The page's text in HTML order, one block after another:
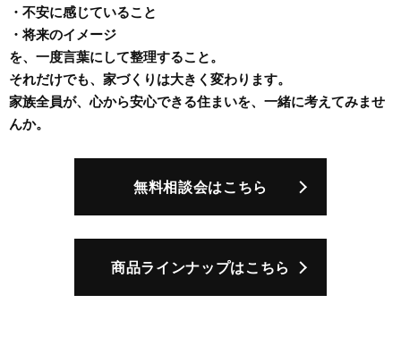
・不安に感じていること
・将来のイメージ
を、一度言葉にして整理すること。
それだけでも、家づくりは大きく変わります。
家族全員が、心から安心できる住まいを、一緒に考えてみませ
んか。
無料相談会はこちら
商品ラインナップはこちら